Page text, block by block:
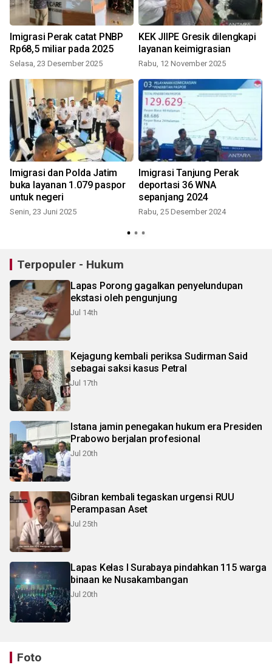
Imigrasi Perak catat PNBP
Rp68,5 miliar pada 2025
Selasa, 23 Desember 2025
KEK JIIPE Gresik dilengkapi
layanan keimigrasian
Rabu, 12 November 2025
Imigrasi dan Polda Jatim
buka layanan 1.079 paspor
untuk negeri
Senin, 23 Juni 2025
Imigrasi Tanjung Perak
deportasi 36 WNA
sepanjang 2024
Rabu, 25 Desember 2024
Terpopuler - Hukum
Lapas Porong gagalkan penyelundupan
ekstasi oleh pengunjung
Jul 14th
Kejagung kembali periksa Sudirman Said
sebagai saksi kasus Petral
Jul 17th
Istana jamin penegakan hukum era Presiden
Prabowo berjalan profesional
Jul 20th
Gibran kembali tegaskan urgensi RUU
Perampasan Aset
Jul 25th
Lapas Kelas I Surabaya pindahkan 115 warga
binaan ke Nusakambangan
Jul 20th
Foto